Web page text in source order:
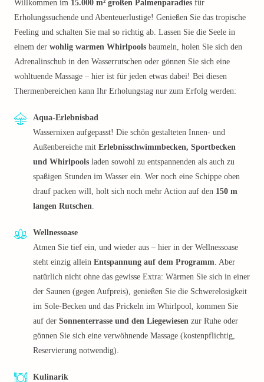
Willkommen im 15.000 m² großen Palmenparadies für
Erholungssuchende und Abenteuerlustige! Genießen Sie das tropische
Feeling und schalten Sie mal so richtig ab. Lassen Sie die Seele in
einem der wohlig warmen Whirlpools baumeln, holen Sie sich den
Adrenalinschub in den Wasserrutschen oder gönnen Sie sich eine
wohltuende Massage – hier ist für jeden etwas dabei! Bei diesen
Thermenbereichen kann Ihr Erholungstag nur zum Erfolg werden:
Aqua-Erlebnisbad
Wassernixen aufgepasst! Die schön gestalteten Innen- und
Außenbereiche mit Erlebnisschwimmbecken, Sportbecken
und Whirlpools laden sowohl zu entspannenden als auch zu
spaßigen Stunden im Wasser ein. Wer noch eine Schippe oben
drauf packen will, holt sich noch mehr Action auf den 150 m
langen Rutschen.
Wellnessoase
Atmen Sie tief ein, und wieder aus – hier in der Wellnessoase
steht einzig allein Entspannung auf dem Programm. Aber
natürlich nicht ohne das gewisse Extra: Wärmen Sie sich in einer
der Saunen (gegen Aufpreis), genießen Sie die Schwerelosigkeit
im Sole-Becken und das Prickeln im Whirlpool, kommen Sie
auf der Sonnenterrasse und den Liegewiesen zur Ruhe oder
gönnen Sie sich eine verwöhnende Massage (kostenpflichtig,
Reservierung notwendig).
Kulinarik